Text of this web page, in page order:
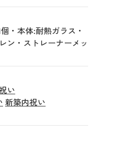
・本体:耐熱ガラス・
ン・ストレーナーメッ
い
新築内祝い